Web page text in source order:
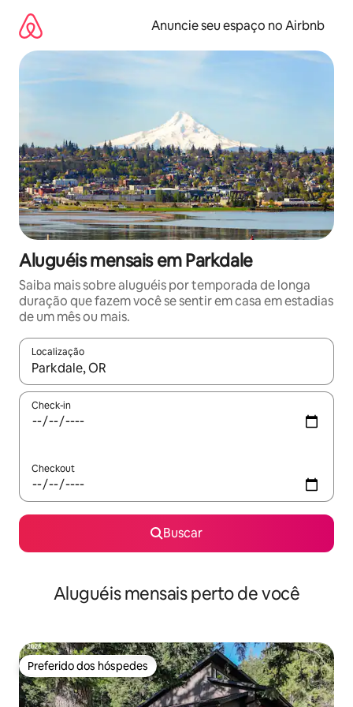
para
conteúdo
Anuncie seu espaço no Airbnb
Aluguéis mensais em Parkdale
Saiba mais sobre aluguéis por temporada de longa
duração que fazem você se sentir em casa em estadias
de um mês ou mais.
Localização
Quando os resultados estiverem disponíveis, explore-os
Check-in
Checkout
Buscar
Aluguéis mensais perto de você
Preferido dos hóspedes
Preferido dos hóspedes